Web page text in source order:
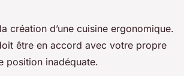
création d’une cuisine ergonomique.
être en accord avec votre propre
position inadéquate.